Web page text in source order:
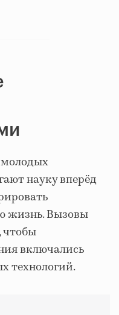
науку вперёд
жизнь. Вызовы
чтобы
включались
технологий.